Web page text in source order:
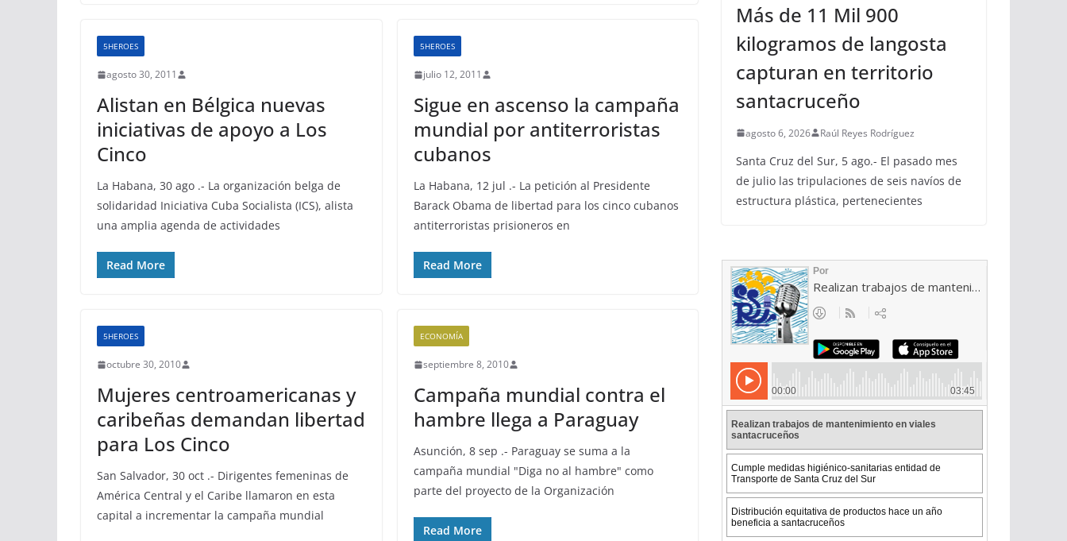
5HEROES
agosto 30, 2011
Alistan en Bélgica nuevas
iniciativas de apoyo a Los
Cinco
La Habana, 30 ago .- La organización belga de
solidaridad Iniciativa Cuba Socialista (ICS), alista
una amplia agenda de actividades
Read More
5HEROES
julio 12, 2011
Sigue en ascenso la campaña
mundial por antiterroristas
cubanos
La Habana, 12 jul .- La petición al Presidente
Barack Obama de libertad para los cinco cubanos
antiterroristas prisioneros en
Read More
5HEROES
octubre 30, 2010
Mujeres centroamericanas y
caribeñas demandan libertad
para Los Cinco
San Salvador, 30 oct .- Dirigentes femeninas de
América Central y el Caribe llamaron en esta
capital a incrementar la campaña mundial
ECONOMÍA
septiembre 8, 2010
Campaña mundial contra el
hambre llega a Paraguay
Asunción, 8 sep .- Paraguay se suma a la
campaña mundial "Diga no al hambre" como
parte del proyecto de la Organización
Read More
Más de 11 Mil 900
kilogramos de langosta
capturan en territorio
santacruceño
agosto 6, 2026 Raúl Reyes Rodríguez
Santa Cruz del Sur, 5 ago.- El pasado mes
de julio las tripulaciones de seis navíos de
estructura plástica, pertenecientes